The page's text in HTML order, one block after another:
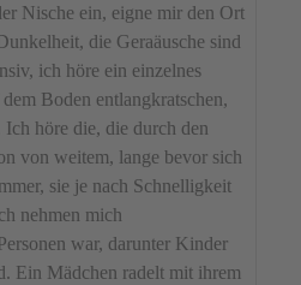
Nische ein, eigne mir den Ort
die Geraäusche sind
ich höre ein einzelnes
Boden entlangkratschen,
höre die, die durch den
von weitem, lange bevor sich
sie je nach Schnelligkeit
nehmen mich
war, darunter Kinder
Ein Mädchen radelt mit ihrem